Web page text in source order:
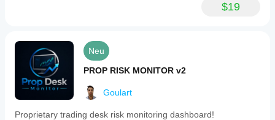
$19
Neu
PROP RISK MONITOR v2
Goulart
Proprietary trading desk risk monitoring dashboard!